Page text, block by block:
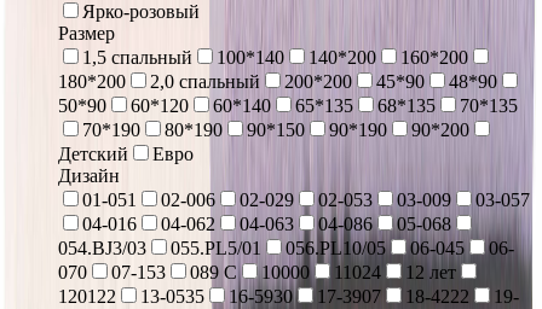
Ярко-розовый
Размер
1,5 спальный
100*140 140*200
160*200
180*200
2,0 спальный 200*200 45*90
48*90
50*90
60*120 60*140 65*135 68*135
70*135
70*190
80*190 90*150 90*190
90*200
Детский
Евро
Дизайн
01-051
02-006 02-029 02-053 03-009
03-057
04-016
04-062 04-063 04-086
05-068
054.BJ3/03
055.PL5/01 056.PL10/05 06-045
06-
070
07-153 089 С 10000 11024
12 лет
120122
13-0535 16-5930 17-3907 18-4222
19-